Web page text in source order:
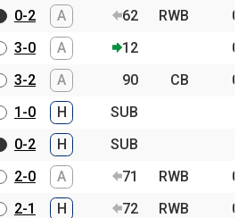
0-2 A 62 RWB
3-0 A 12
3-2 A 90 CB
1-0 H
SUB
0-2 H
SUB
2-0 A 71 RWB
2-1 H 72 RWB